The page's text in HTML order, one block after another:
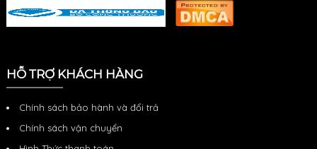
HỖ TRỢ KHÁCH HÀNG
Chính sách bảo hành và đổi trả
Chính sách vận chuyển